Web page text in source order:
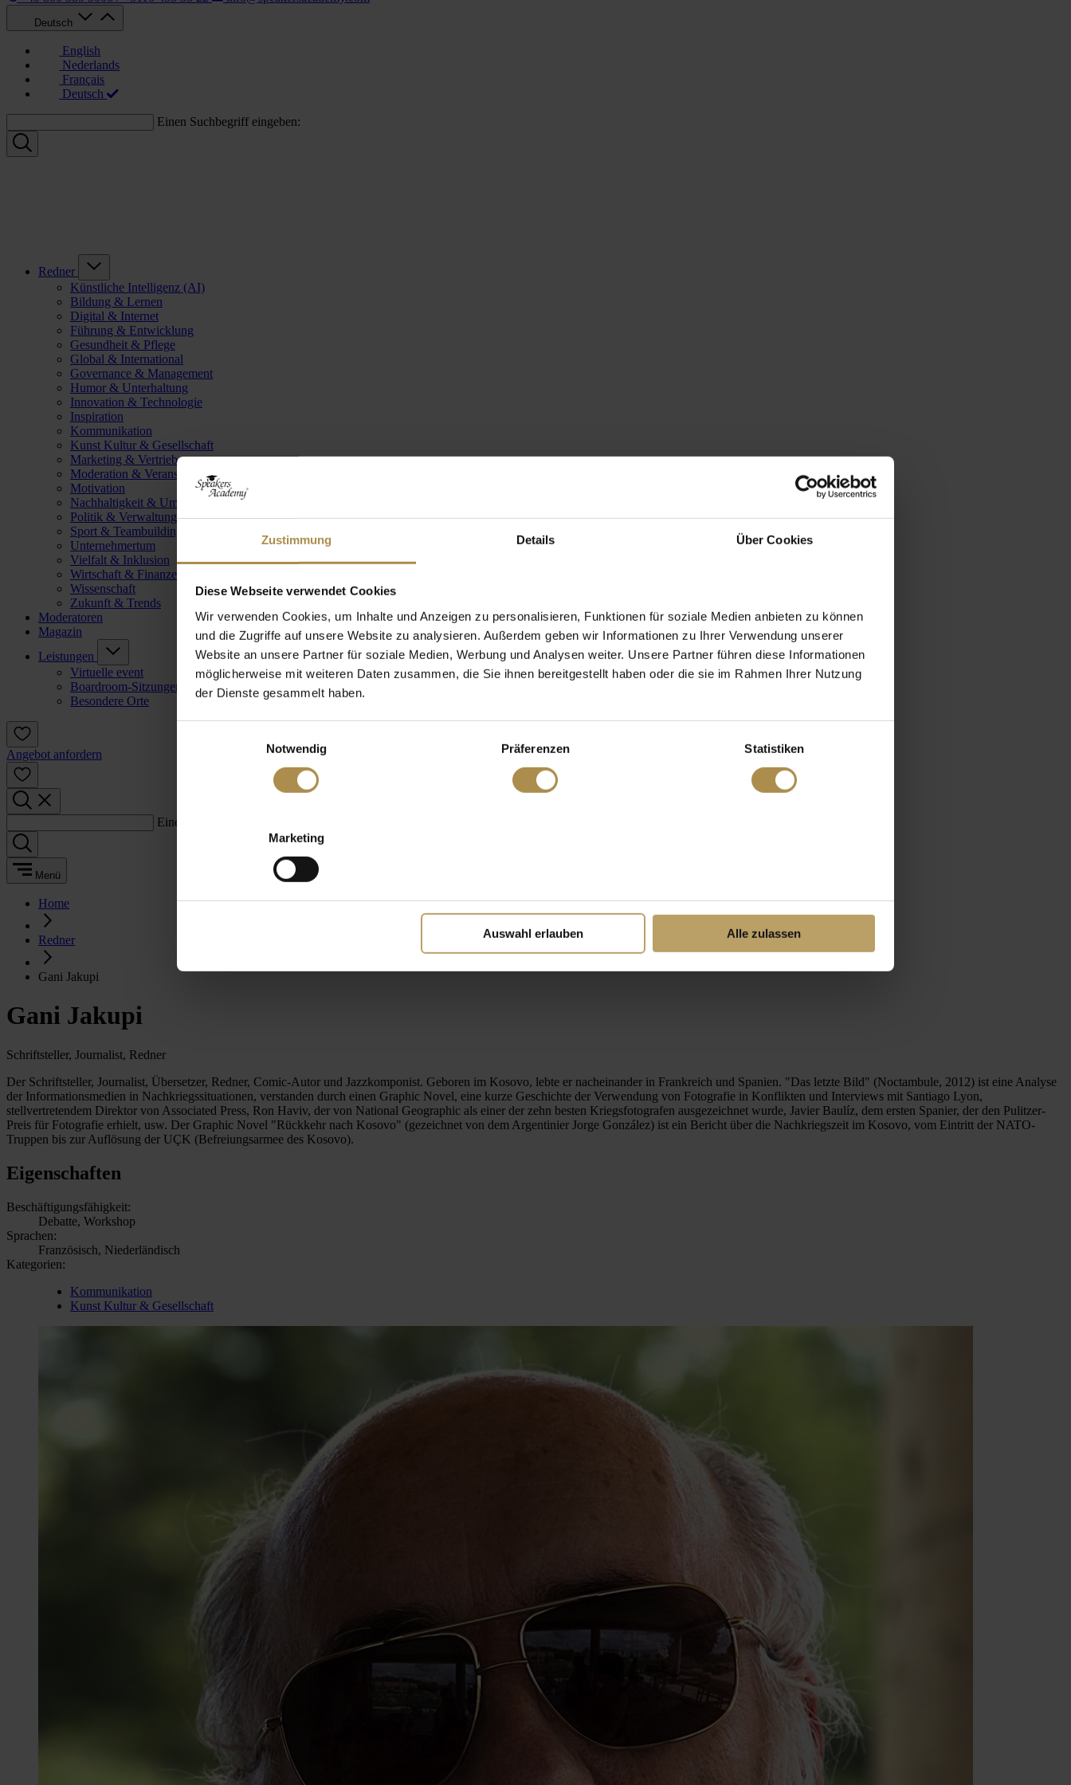
Zustimmung Details Über Cookies
Diese Webseite verwendet Cookies
Wir verwenden Cookies, um Inhalte und Anzeigen zu personalisieren, Funktionen für soziale Medien anbieten zu können
und die Zugriffe auf unsere Website zu analysieren. Außerdem geben wir Informationen zu Ihrer Verwendung unserer
Website an unsere Partner für soziale Medien, Werbung und Analysen weiter. Unsere Partner führen diese Informationen
möglicherweise mit weiteren Daten zusammen, die Sie ihnen bereitgestellt haben oder die sie im Rahmen Ihrer Nutzung
der Dienste gesammelt haben.
Notwendig
Präferenzen Statistiken
Marketing
Auswahl erlauben Alle zulassen
Deutsch
English
Nederlands
Français
Deutsch
Einen Suchbegriff eingeben:
Redner
Künstliche Intelligenz (AI)
Bildung & Lernen
Digital & Internet
Führung & Entwicklung
Gesundheit & Pflege
Global & International
Governance & Management
Humor & Unterhaltung
Innovation & Technologie
Inspiration
Kommunikation
Kunst Kultur & Gesellschaft
Marketing & Vertrieb
Moderation & Veranstaltungsleitung
Motivation
Nachhaltigkeit & Umwelt
Politik & Verwaltung
Sport & Teambuilding
Unternehmertum
Vielfalt & Inklusion
Wirtschaft & Finanzen
Wissenschaft
Zukunft & Trends
Moderatoren
Magazin
Leistungen
Virtuelle event
Boardroom-Sitzungen
Besondere Orte
Angebot anfordern
Einen Suchbegriff eingeben:
Menü
Home
Redner
Gani Jakupi
Gani Jakupi
Schriftsteller, Journalist, Redner
Der Schriftsteller, Journalist, Übersetzer, Redner, Comic-Autor und Jazzkomponist. Geboren im Kosovo, lebte er nacheinander in Frankreich und Spanien. "Das letzte Bild" (Noctambule, 2012) ist eine Analyse
der Informationsmedien in Nachkriegssituationen, verstanden durch einen Graphic Novel, eine kurze Geschichte der Verwendung von Fotografie in Konflikten und Interviews mit Santiago Lyon,
stellvertretendem Direktor von Associated Press, Ron Haviv, der von National Geographic als einer der zehn besten Kriegsfotografen ausgezeichnet wurde, Javier Baulíz, dem ersten Spanier, der den Pulitzer-
Preis für Fotografie erhielt, usw. Der Graphic Novel "Rückkehr nach Kosovo" (gezeichnet von dem Argentinier Jorge González) ist ein Bericht über die Nachkriegszeit im Kosovo, vom Eintritt der NATO-
Truppen bis zur Auflösung der UÇK (Befreiungsarmee des Kosovo).
Eigenschaften
Beschäftigungsfähigkeit:
Debatte, Workshop
Sprachen:
Französisch, Niederländisch
Kategorien:
Kommunikation
Kunst Kultur & Gesellschaft